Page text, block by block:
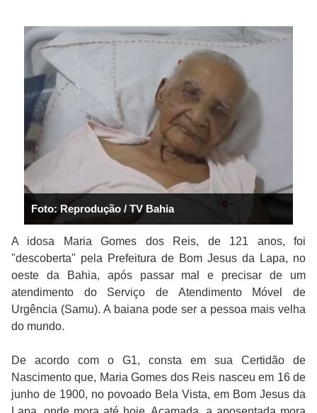
Foto: Reprodução / TV Bahia
A idosa Maria Gomes dos Reis, de 121 anos, foi
"descoberta" pela Prefeitura de Bom Jesus da Lapa, no
oeste da Bahia, após passar mal e precisar de um
atendimento do Serviço de Atendimento Móvel de
Urgência (Samu). A baiana pode ser a pessoa mais velha
do mundo.
De acordo com o G1, consta em sua Certidão de
Nascimento que, Maria Gomes dos Reis nasceu em 16 de
junho de 1900, no povoado Bela Vista, em Bom Jesus da